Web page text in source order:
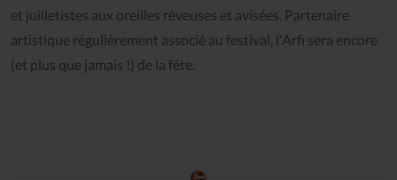
et juilletistes aux oreilles rêveuses et avisées. Partenaire
artistique régulièrement associé au festival, l'Arfi sera encore
(et plus que jamais !) de la fête.